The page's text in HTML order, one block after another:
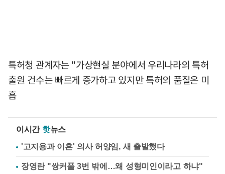
특허청 관계자는 "가상현실 분야에서 우리나라의 특허
출원 건수는 빠르게 증가하고 있지만 특허의 품질은 미
흡
이시간 핫뉴스
'고지용과 이혼' 의사 허양임, 새 출발했다
장영란 "쌍커풀 3번 밖에…왜 성형미인이라고 하냐"